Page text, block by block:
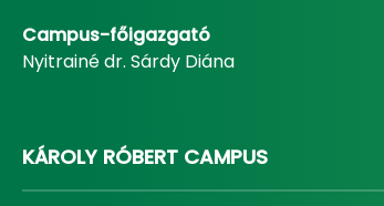
Campus-főigazgató
Nyitrainé dr. Sárdy Diána
KÁROLY RÓBERT CAMPUS